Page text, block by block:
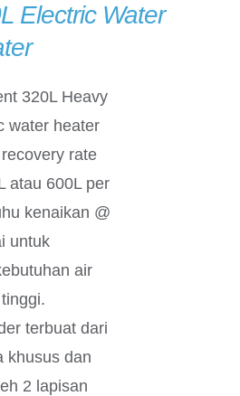
Electric Water
320L Heavy
water heater
rate
atau 600L per
kenaikan @
untuk
air
terbuat dari
khusus dan
2 lapisan